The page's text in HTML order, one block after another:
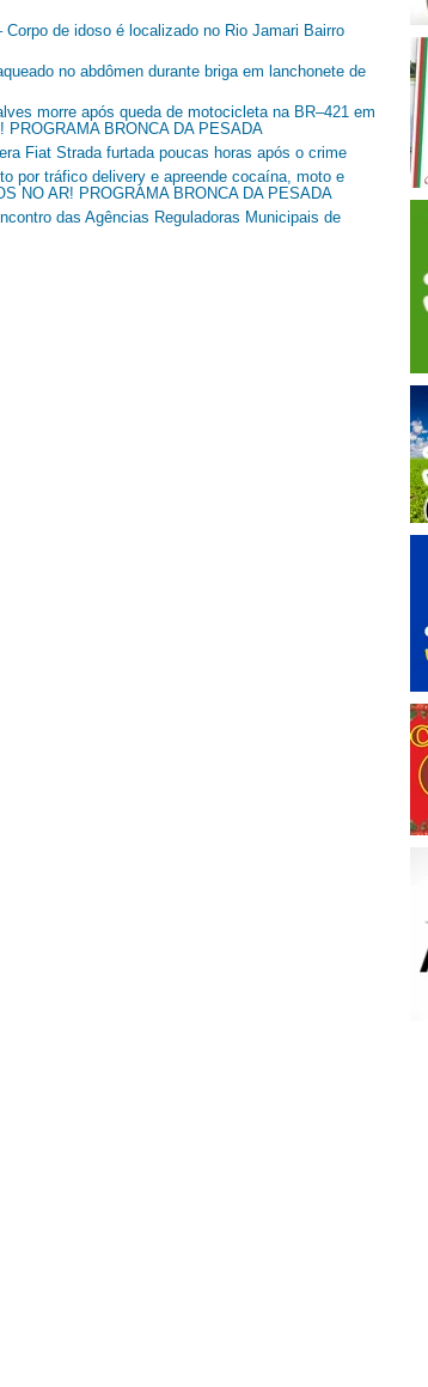
de idoso é localizado no Rio Jamari Bairro
no abdômen durante briga em lanchonete de
morre após queda de motocicleta na BR–421 em
PROGRAMA BRONCA DA PESADA
Fiat Strada furtada poucas horas após o crime
por tráfico delivery e apreende cocaína, moto e
NO AR! PROGRAMA BRONCA DA PESADA
das Agências Reguladoras Municipais de